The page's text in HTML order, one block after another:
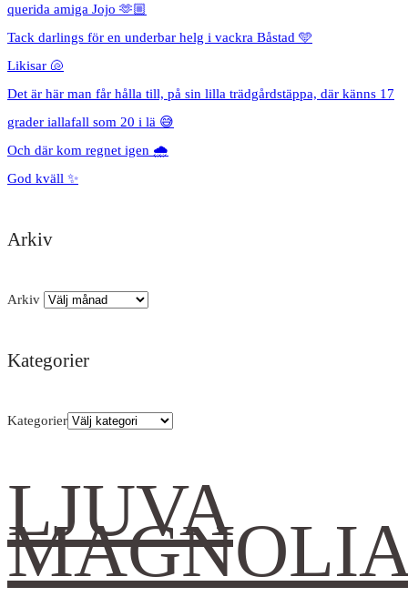
querida amiga Jojo 🫶🏼
Tack darlings för en underbar helg i vackra Båstad 🩵
Likisar 🐚
Det är här man får hålla till, på sin lilla trädgårdstäppa, där känns 17
grader iallafall som 20 i lä 😅
Och där kom regnet igen 🌧️
God kväll ✨
Arkiv
Arkiv
Kategorier
Kategorier
LJUVA